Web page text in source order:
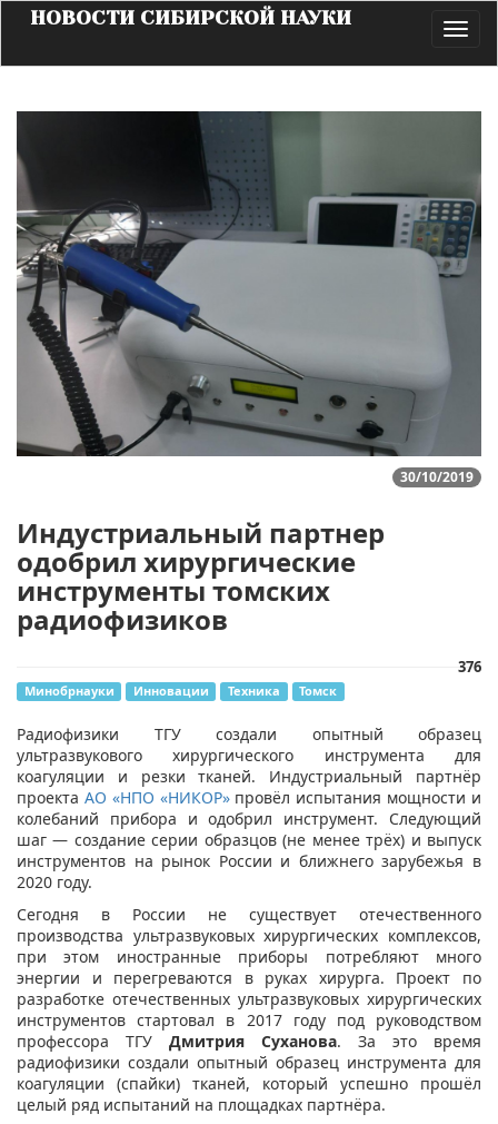
НОВОСТИ СИБИРСКОЙ НАУКИ
30/10/2019
Индустриальный партнер
одобрил хирургические
инструменты томских
радиофизиков
376
Минобрнауки Инновации Техника Томск
​Радиофизики ТГУ создали опытный образец
ультразвукового хирургического инструмента для
коагуляции и резки тканей. Индустриальный партнёр
проекта АО «НПО «НИКОР»провёл испытания мощности и
колебаний прибора и одобрил инструмент. Следующий
шаг — создание серии образцов (не менее трёх) и выпуск
инструментов на рынок России и ближнего зарубежья в
2020 году.
Сегодня в России не существует отечественного
производства ультразвуковых хирургических комплексов,
при этом иностранные приборы потребляют много
энергии и перегреваются в руках хирурга. Проект по
разработке отечественных ультразвуковых хирургических
инструментов стартовал в 2017 году под руководством
профессора ТГУ Дмитрия Суханова. За это время
радиофизики создали опытный образец инструмента для
коагуляции (спайки) тканей, который успешно прошёл
целый ряд испытаний на площадках партнёра.